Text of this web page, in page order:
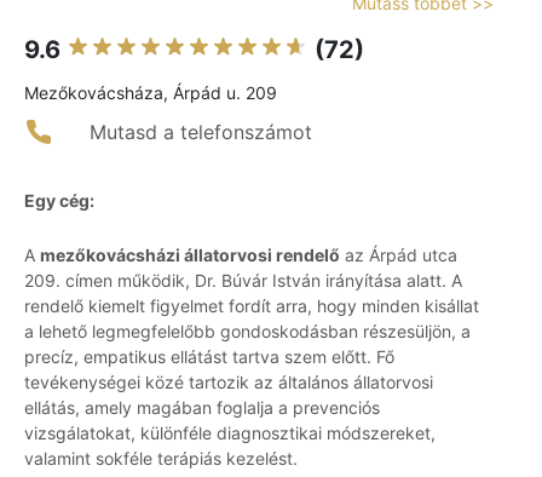
9.6 (72)
Mezőkovácsháza, Árpád u. 209
Mutasd a telefonszámot
Egy cég:
A mezőkovácsházi állatorvosi rendelő az Árpád utca
209. címen működik, Dr. Búvár István irányítása alatt. A
rendelő kiemelt figyelmet fordít arra, hogy minden kisállat
a lehető legmegfelelőbb gondoskodásban részesüljön, a
precíz, empatikus ellátást tartva szem előtt. Fő
tevékenységei közé tartozik az általános állatorvosi
ellátás, amely magában foglalja a prevenciós
vizsgálatokat, különféle diagnosztikai módszereket,
valamint sokféle terápiás kezelést.